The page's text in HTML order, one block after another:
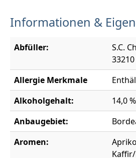
Informationen &
Abfüller:
S.C.
Allergie Merkmale
Alkoholgehalt:
14,0
Anbaugebiet:
Aromen: